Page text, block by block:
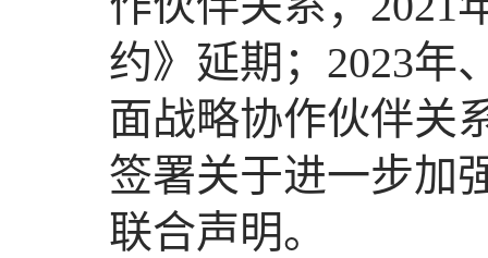
约》延期；2023年
面战略协作伙伴关
签署关于进一步加
联合声明。